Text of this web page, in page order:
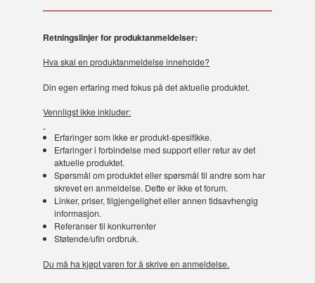
Retningslinjer for produktanmeldelser:
Hva skal en produktanmeldelse inneholde?
Din egen erfaring med fokus på det aktuelle produktet.
Vennligst ikke inkluder:
Erfaringer som ikke er produkt-spesifikke.
Erfaringer i forbindelse med support eller retur av det
aktuelle produktet.
Spørsmål om produktet eller spørsmål til andre som har
skrevet en anmeldelse. Dette er ikke et forum.
Linker, priser, tilgjengelighet eller annen tidsavhengig
informasjon.
Referanser til konkurrenter
Støtende/ufin ordbruk.
Du må ha kjøpt varen for å skrive en anmeldelse.